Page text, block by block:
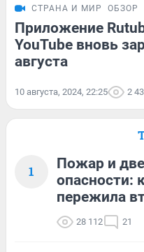
СТРАНА И МИР ОБЗОР
Приложение
YouTube вновь
августа
10 августа, 2024, 22:25 2
1
Пожар и
опасности:
пережила
28 112 21